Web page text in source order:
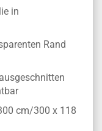
in
Rand
cm/300 x 118